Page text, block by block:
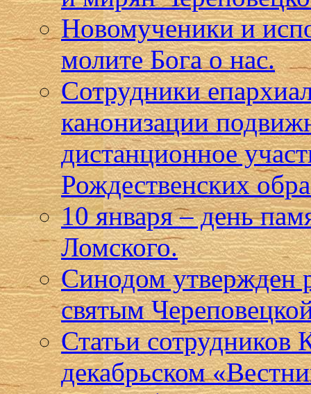
Новомученики и
молите Бога о нас.
Сотрудники
канонизации
дистанционное
Рождественских
10 января – день
Ломского.
Синодом утвержден
святым
Статьи сотрудников
декабрьском